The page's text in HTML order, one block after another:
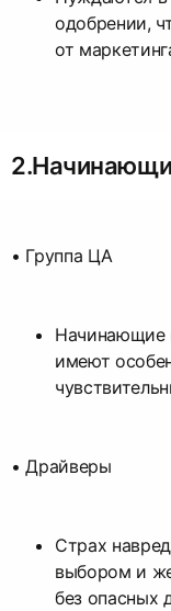
одобрении,
от
• Группа ЦА
Начинающие
имеют
• Драйверы
Страх
выбором и
без опасных